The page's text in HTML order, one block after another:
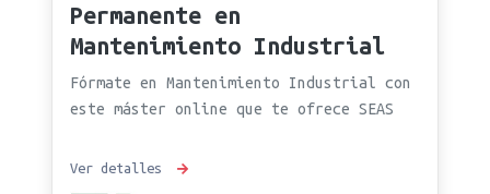
Permanente en
Mantenimiento Industrial
Fórmate en Mantenimiento Industrial con
este máster online que te ofrece SEAS
Ver detalles